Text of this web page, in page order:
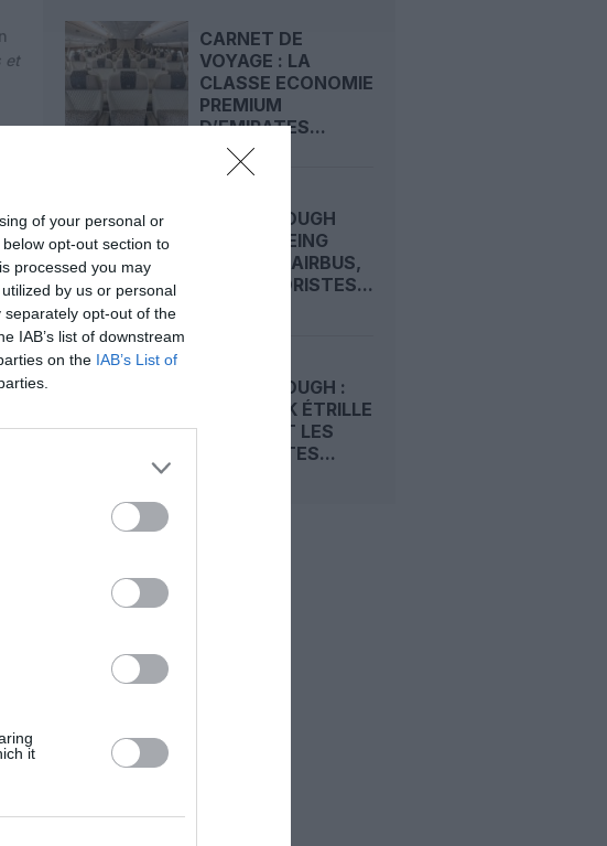
of your personal or
opt-out section to
processed you may
by us or personal
opt-out of the
IAB’s list of downstream
on the IAB’s List of
it
et
la
CARNET DE
VOYAGE : LA
CLASSE ECONOMIE
PREMIUM
D’EMIRATES...
FARNBOROUGH
2026 : BOEING
DEVANCE AIRBUS,
LES MOTORISTES...
FARNBOROUGH :
TIM CLARK ÉTRILLE
BOEING ET LES
MOTORISTES...